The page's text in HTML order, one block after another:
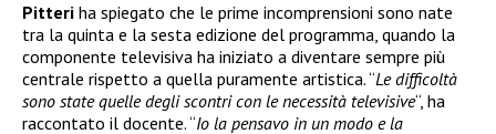
Pitteri ha spiegato che le prime incomprensioni sono nate
tra la quinta e la sesta edizione del programma, quando la
componente televisiva ha iniziato a diventare sempre più
centrale rispetto a quella puramente artistica. “Le difficoltà
sono state quelle degli scontri con le necessità televisive“, ha
raccontato il docente. “Io la pensavo in un modo e la